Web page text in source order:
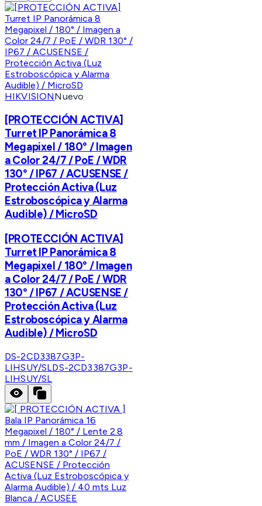
HIKVISIONNuevo
[PROTECCIÓN ACTIVA]
Turret IP Panorámica 8
Megapixel / 180° / Imagen
a Color 24/7 / PoE / WDR
130° / IP67 / ACUSENSE /
Protección Activa (Luz
Estroboscópica y Alarma
Audible) / MicroSD
[PROTECCIÓN ACTIVA]
Turret IP Panorámica 8
Megapixel / 180° / Imagen
a Color 24/7 / PoE / WDR
130° / IP67 / ACUSENSE /
Protección Activa (Luz
Estroboscópica y Alarma
Audible) / MicroSD
DS-2CD3387G3P-
LIHSUY/SLDS-2CD3387G3P-
LIHSUY/SL